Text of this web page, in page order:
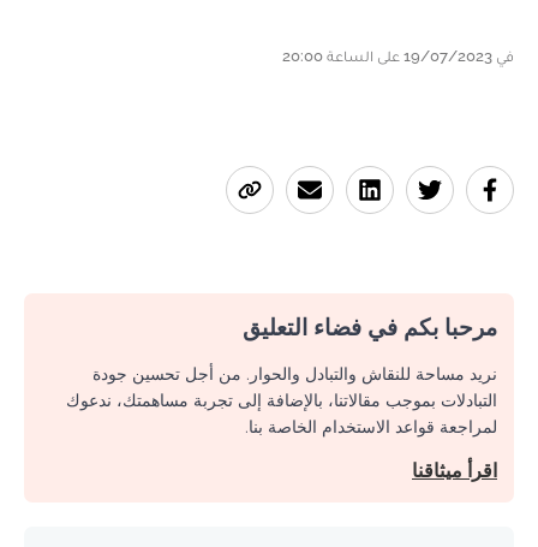
في 19/07/2023 على الساعة 20:00
مرحبا بكم في فضاء التعليق
نريد مساحة للنقاش والتبادل والحوار. من أجل تحسين جودة
التبادلات بموجب مقالاتنا، بالإضافة إلى تجربة مساهمتك، ندعوك
لمراجعة قواعد الاستخدام الخاصة بنا.
اقرأ ميثاقنا